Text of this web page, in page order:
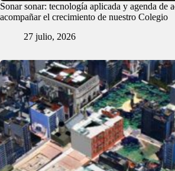
Sonar sonar: tecnología aplicada y agenda de
acompañar el crecimiento de nuestro Colegio
27 julio, 2026